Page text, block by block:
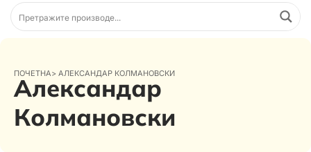
ПОЧЕТНА> АЛЕКСАНДАР КОЛМАНОВСКИ
Александар
Колмановски